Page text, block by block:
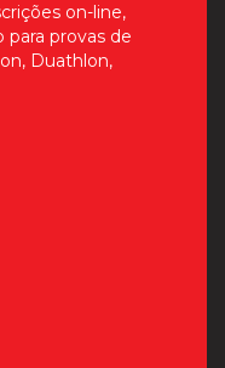
on-line,
provas de
Duathlon,